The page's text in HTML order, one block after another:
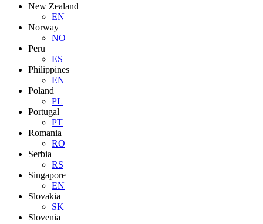
New Zealand
EN
Norway
NO
Peru
ES
Philippines
EN
Poland
PL
Portugal
PT
Romania
RO
Serbia
RS
Singapore
EN
Slovakia
SK
Slovenia